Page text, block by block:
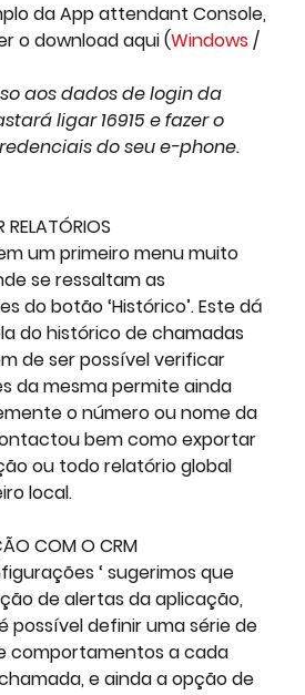
da App attendant Console,
o download aqui (Windows /
aos dados de login da
ligar 16915 e fazer o
do seu e-phone.
RELATÓRIOS
um primeiro menu muito
se ressaltam as
do botão ‘Histórico’. Este dá
do histórico de chamadas
de ser possível verificar
da mesma permite ainda
o número ou nome da
bem como exportar
ou todo relatório global
local.
COM O CRM
‘ sugerimos que
de alertas da aplicação,
possível definir uma série de
comportamentos a cada
e ainda a opção de